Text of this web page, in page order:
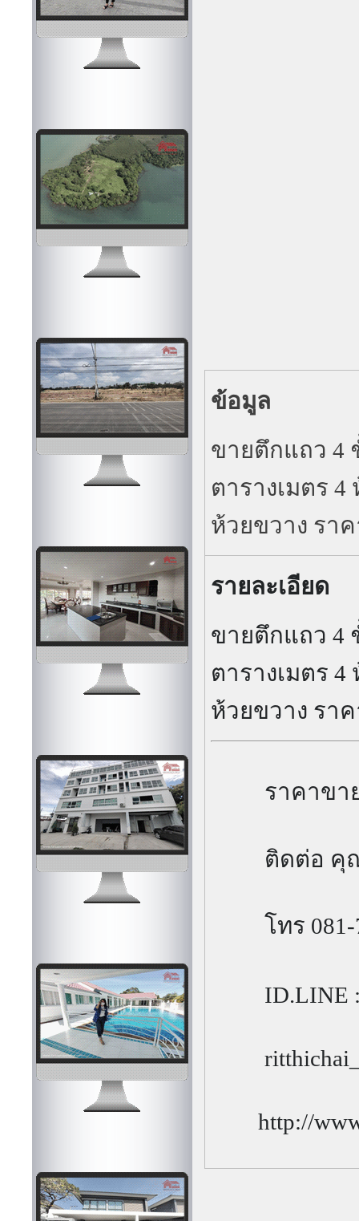
ข้อมูล
ขายตึกแถว 4
ตารางเมตร
ห้วยขวาง รา
รายละเอียด
ขายตึกแถว 4
ตารางเมตร
ห้วยขวาง รา
ราคาขา
ติดต่อ คุ
โทร
ID.LINE
http://